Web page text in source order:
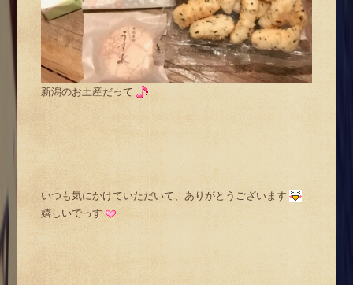
新潟のお土産だって
いつも気にかけていただいて、ありがとうございます
嬉しいでっす